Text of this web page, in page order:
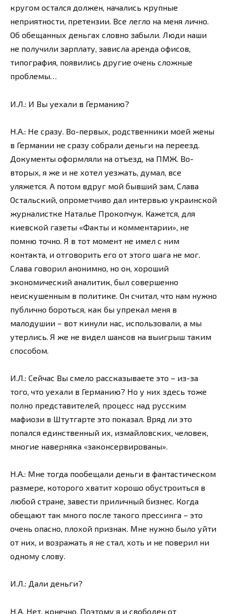
кругом остался должен, начались крупные
неприятности, претензии. Все легло на меня лично.
Об обещанных деньгах словно забыли. Люди наши
не получили зарплату, зависла аренда офисов,
типография, появились другие очень сложные
проблемы…
И.Л.: И Вы уехали в Германию?
Н.А.: Не сразу. Во-первых, родственники моей жены
в Германии не сразу собрали деньги на переезд.
Документы оформляли на отъезд, на ПМЖ. Во-
вторых, я же и не хотел уезжать, думал, все
уляжется. А потом вдруг мой бывший зам, Слава
Остальский, опрометчиво дал интервью украинской
журналистке Наталье Прокопчук. Кажется, для
киевской газеты «Факты и комментарии», не
помню точно. Я в тот момент не имел с ним
контакта, и отговорить его от этого шага не мог.
Слава говорил анонимно, но он, хороший
экономический аналитик, был совершенно
неискушенным в политике. Он считал, что нам нужно
публично бороться, как бы упрекал меня в
малодушии – вот кинули нас, использовали, а мы
утерлись. Я же не видел шансов на выигрыш таким
способом.
И.Л.: Сейчас Вы смело рассказываете это – из-за
того, что уехали в Германию? Но у них здесь тоже
полно представителей, процесс над русским
мафиози в Штутгарте это показал. Вряд ли это
попался единственный их, измайловских, человек,
многие наверняка «законсервированы».
Н.А.: Мне тогда пообещали деньги в фантастическом
размере, которого хватит хорошо обустроиться в
любой стране, завести приличный бизнес. Когда
обещают так много после такого прессинга – это
очень опасно, плохой признак. Мне нужно было уйти
от них, и возражать я не стал, хоть и не поверил ни
одному слову.
И.Л.: Дали деньги?
Н.А. Нет, конечно. Поэтому я и свободен от